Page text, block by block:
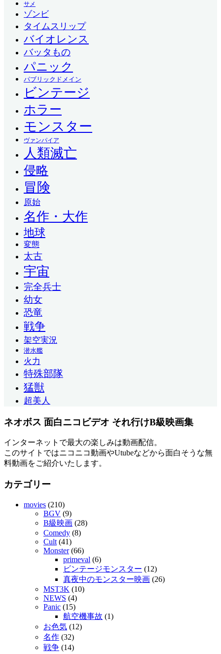
サメ
ゾンビ
タイムスリップ
バイオレンス
バッタもの
パニック
パブリックドメイン
ビンテージ
ホラー
モンスター
ヴァンパイア
人類滅亡
侵略
冒険
原始
名作・大作
地球
変態
太古
宇宙
完全兵士
幼女
恐竜
戦争
架空実況
潜水艦
火力
特殊部隊
猛獣
超美人
ネオボス 面白ニコビデオ それ行けB級映画集
インターネットで最大の楽しみは動画配信。
このサイトではニコニコ動画やUtubeなどから面白そうな無
料動画をご紹介いたします。
カテゴリー
movies (210)
BGV (9)
B級映画 (28)
Comedy (8)
Cult (41)
Monster(66)
primeval (6)
ビンテージモンスター (12)
真夜中のモンスター映画 (26)
MST3K (10)
NEWS (4)
Panic (15)
航空機事故 (1)
お色気 (12)
名作 (32)
戦争 (14)